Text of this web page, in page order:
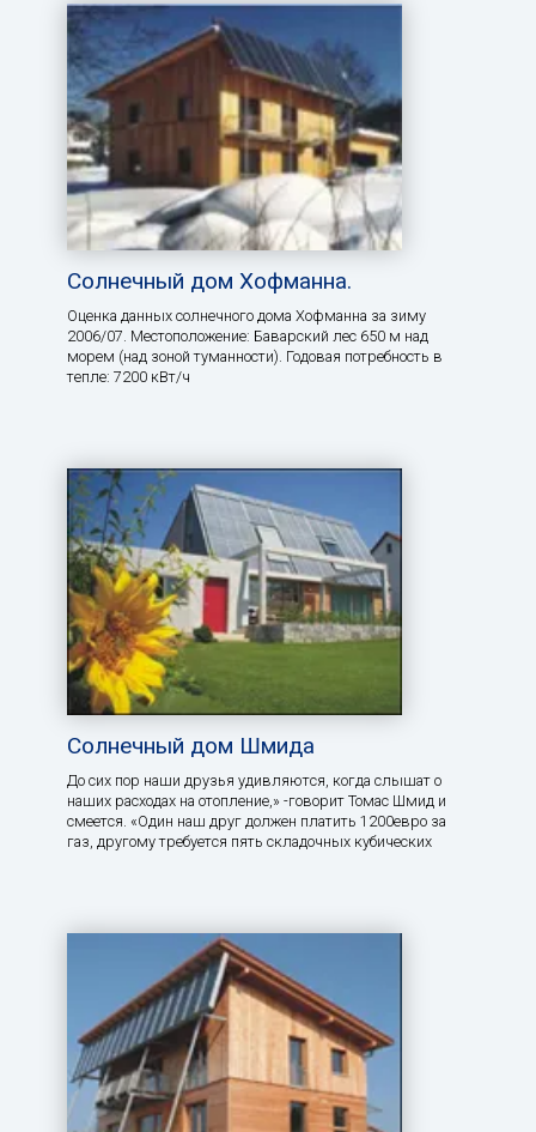
Солнечный дом Хофманна.
Оценка данных солнечного дома Хофманна за зиму
2006/07. Местоположение: Баварский лес 650 м над
морем (над зоной туманности). Годовая потребность в
тепле: 7200 кВт/ч
Солнечный дом Шмида
До сих пор наши друзья удивляются, когда слышат о
наших расходах на отопление,» -говорит Томас Шмид и
смеется. «Один наш друг должен платить 1200евро за
газ, другому требуется пять складочных кубических